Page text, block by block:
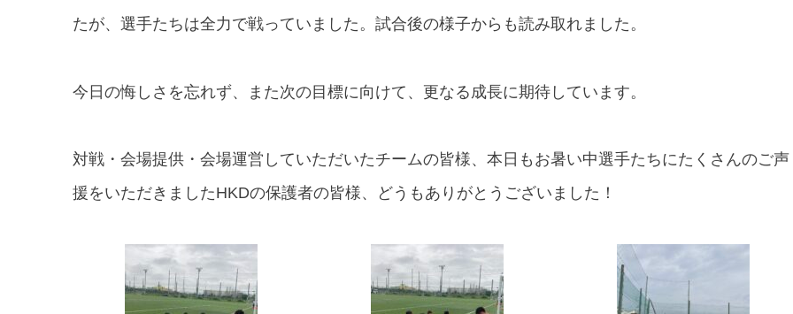
たが、選手たちは全力で戦っていました。試合後の様子からも読み取れました。
今日の悔しさを忘れず、また次の目標に向けて、更なる成長に期待しています。
対戦・会場提供・会場運営していただいたチームの皆様、本日もお暑い中選手たちにたくさんのご声
援をいただきましたHKDの保護者の皆様、どうもありがとうございました！